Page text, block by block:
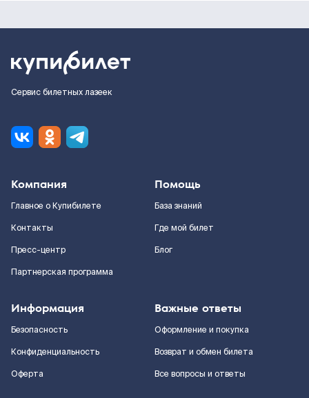
Сервис билетных лазеек
Компания
Главное о Купибилете
Контакты
Пресс-центр
Партнерская программа
Помощь
База знаний
Где мой билет
Блог
Информация
Безопасность
Конфиденциальность
Оферта
Важные ответы
Оформление и покупка
Возврат и обмен билета
Все вопросы и ответы